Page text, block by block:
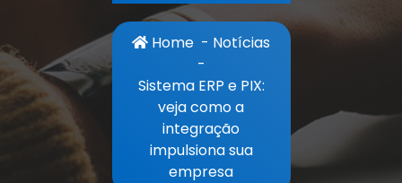
Home - Notícias
-
Sistema ERP e PIX:
veja como a
integração
impulsiona sua
empresa